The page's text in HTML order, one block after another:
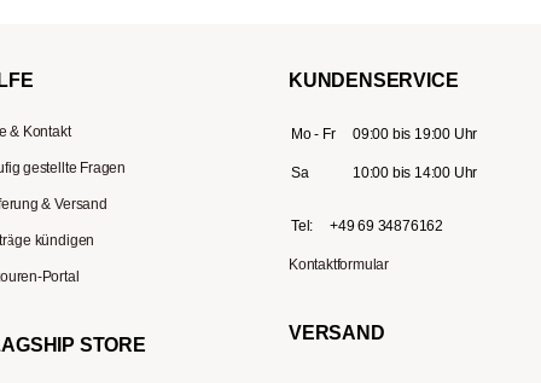
& Kontakt
gestellte Fragen
& Versand
kündigen
Portal
STORE
KUNDENSERVICE
Mo - Fr 09:00 bis 19:00 Uhr
Sa 10:00 bis 14:00 Uhr
Tel: +49 69 34876162
Kontaktformular
VERSAND